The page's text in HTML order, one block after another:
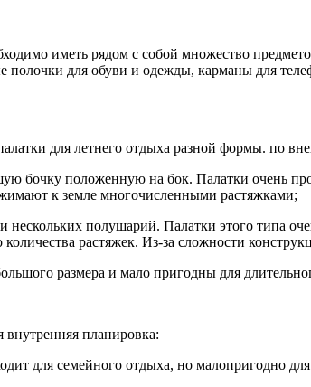
иметь рядом с собой множество
полочки для обуви и одежды, карманы для
для летнего отдыха разной формы. по
бочку положенную на бок. Палатки очень
к земле многочисленными растяжками;
нескольких полушарий. Палатки этого типа
растяжек. Из-за сложности
размера и мало пригодны для
внутренняя планировка:
для семейного отдыха, но малопригодно